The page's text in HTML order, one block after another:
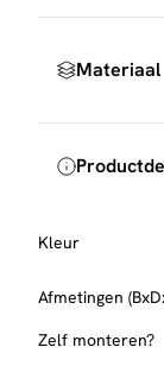
het frame om
Materiaal
Kleur
Afmetingen
Zelf monteren?